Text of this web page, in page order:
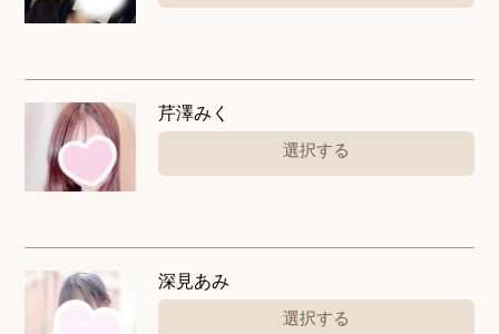
芹澤みく
選択する
深見あみ
選択する